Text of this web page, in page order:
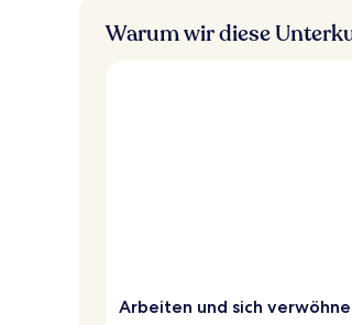
Warum wir diese
Arbeiten und sich